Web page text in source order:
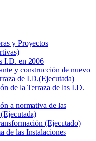
y Proyectos
I.D. en 2006
y construcción de nuevo
de I.D.(Ejecutada)
de la Terraza de las I.D.
a normativa de las
(Ejecutado)
de las Instalaciones